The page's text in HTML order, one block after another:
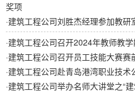
奖项
·建筑工程公司刘胜杰经理参加教研
·建筑工程公司召开2024年教师教
·建筑工程公司召开员工技能大赛赛
·建筑工程公司赴青岛港湾职业技术
·建筑工程公司举办名师大讲堂之“